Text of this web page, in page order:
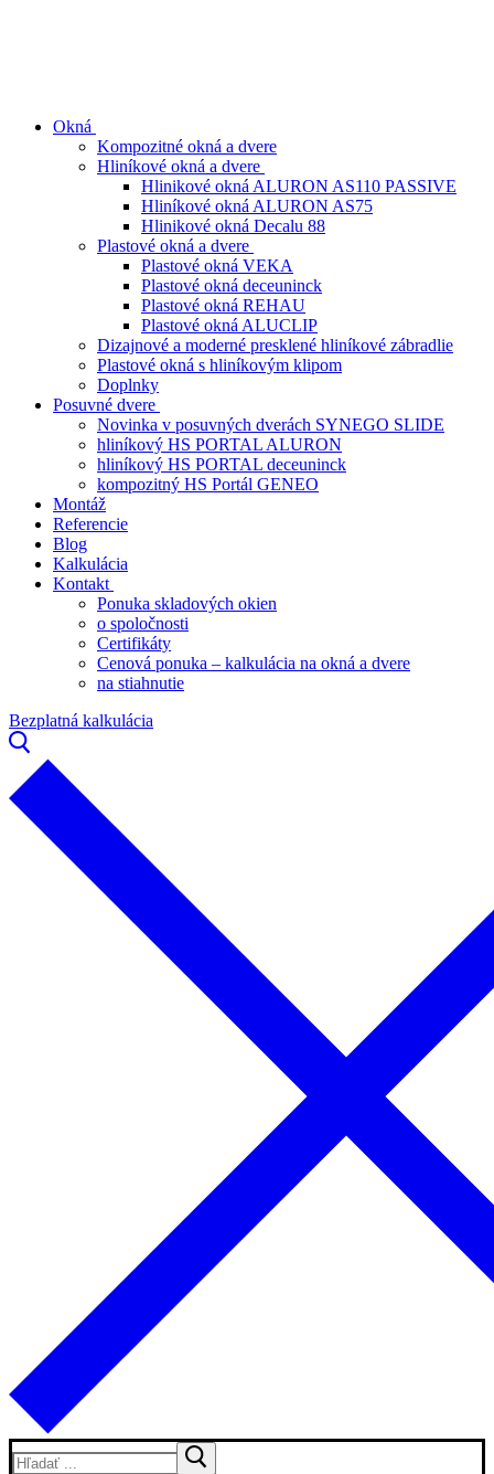
Okná
Kompozitné okná a dvere
Hliníkové okná a dvere
Hlinikové okná ALURON AS110 PASSIVE
Hliníkové okná ALURON AS75
Hlinikové okná Decalu 88
Plastové okná a dvere
Plastové okná VEKA
Plastové okná deceuninck
Plastové okná REHAU
Plastové okná ALUCLIP
Dizajnové a moderné presklené hliníkové zábradlie
Plastové okná s hliníkovým klipom
Doplnky
Posuvné dvere
Novinka v posuvných dverách SYNEGO SLIDE
hliníkový HS PORTAL ALURON
hliníkový HS PORTAL deceuninck
kompozitný HS Portál GENEO
Montáž
Referencie
Blog
Kalkulácia
Kontakt
Ponuka skladových okien
o spoločnosti
Certifikáty
Cenová ponuka – kalkulácia na okná a dvere
na stiahnutie
Bezplatná kalkulácia
Hľadať: